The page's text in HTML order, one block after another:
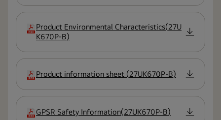
extension
Product Environmental Characteristics(27U
K670P-B)
extension
Product information sheet (27UK670P-B)
extension
GPSR Safety Information(27UK670P-B)